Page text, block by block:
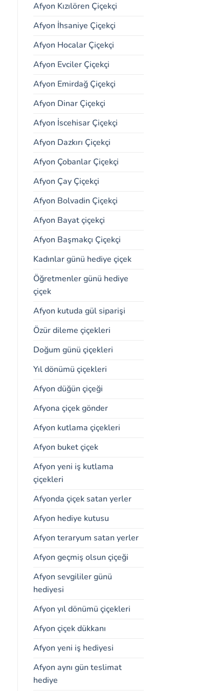
Afyon Kızılören Çiçekçi
Afyon İhsaniye Çiçekçi
Afyon Hocalar Çiçekçi
Afyon Evciler Çiçekçi
Afyon Emirdağ Çiçekçi
Afyon Dinar Çiçekçi
Afyon İscehisar Çiçekçi
Afyon Dazkırı Çiçekçi
Afyon Çobanlar Çiçekçi
Afyon Çay Çiçekçi
Afyon Bolvadin Çiçekçi
Afyon Bayat çiçekçi
Afyon Başmakçı Çiçekçi
Kadınlar günü hediye çiçek
Öğretmenler günü hediye
çiçek
Afyon kutuda gül siparişi
Özür dileme çiçekleri
Doğum günü çiçekleri
Yıl dönümü çiçekleri
Afyon düğün çiçeği
Afyona çiçek gönder
Afyon kutlama çiçekleri
Afyon buket çiçek
Afyon yeni iş kutlama
çiçekleri
Afyonda çiçek satan yerler
Afyon hediye kutusu
Afyon teraryum satan yerler
Afyon geçmiş olsun çiçeği
Afyon sevgililer günü
hediyesi
Afyon yıl dönümü çiçekleri
Afyon çiçek dükkanı
Afyon yeni iş hediyesi
Afyon aynı gün teslimat
hediye